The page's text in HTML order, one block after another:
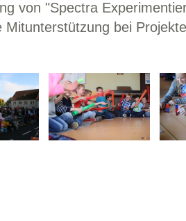
von "Spectra
Mitunterstützung bei